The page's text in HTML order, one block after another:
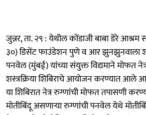
जुन्नर, ता. २९ : येथील कोंडाजी बाबा डेरे आश्रम
३०) डिसेंट फाउंडेशन पुणे व आर झुनझुनवाला
पनवेल (मुंबई) यांच्या संयुक्त विद्यमाने मोफत
शस्त्रक्रिया शिबिराचे आयोजन करण्यात आले
या शिबिरात नेत्र रुग्णांची मोफत तपासणी
मोतीबिंदू असणाऱ्या रुग्णांची पनवेल येथे